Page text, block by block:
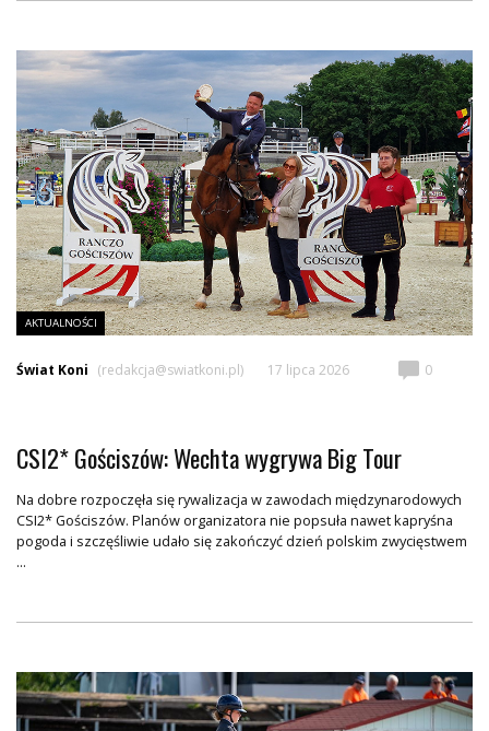
AKTUALNOŚCI
Świat Koni (redakcja@swiatkoni.pl) 17 lipca 2026 0
CSI2* Gościszów: Wechta wygrywa Big Tour
Na dobre rozpoczęła się rywalizacja w zawodach międzynarodowych
CSI2* Gościszów. Planów organizatora nie popsuła nawet kapryśna
pogoda i szczęśliwie udało się zakończyć dzień polskim zwycięstwem
...